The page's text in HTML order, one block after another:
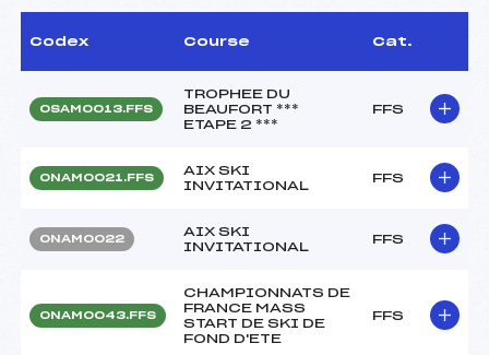
Codex Course Cat.
OSAM0013.FFS
TROPHEE DU
BEAUFORT ***
ETAPE 2 ***
FFS
ONAM0021.FFS
AIX SKI
INVITATIONAL
FFS
ONAM0022
AIX SKI
INVITATIONAL
FFS
ONAM0043.FFS
CHAMPIONNATS DE
FRANCE MASS
START DE SKI DE
FOND D'ETE
FFS